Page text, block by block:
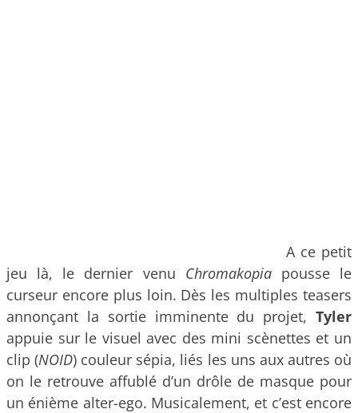
A ce petit
jeu là, le dernier venu Chromakopiapousse le
curseur encore plus loin. Dès les multiples teasers
annonçant la sortie imminente du projet, Tyler
appuie sur le visuel avec des mini scènettes et un
clip (NOID) couleur sépia, liés les uns aux autres où
on le retrouve affublé d’un drôle de masque pour
un énième alter-ego. Musicalement, et c’est encore